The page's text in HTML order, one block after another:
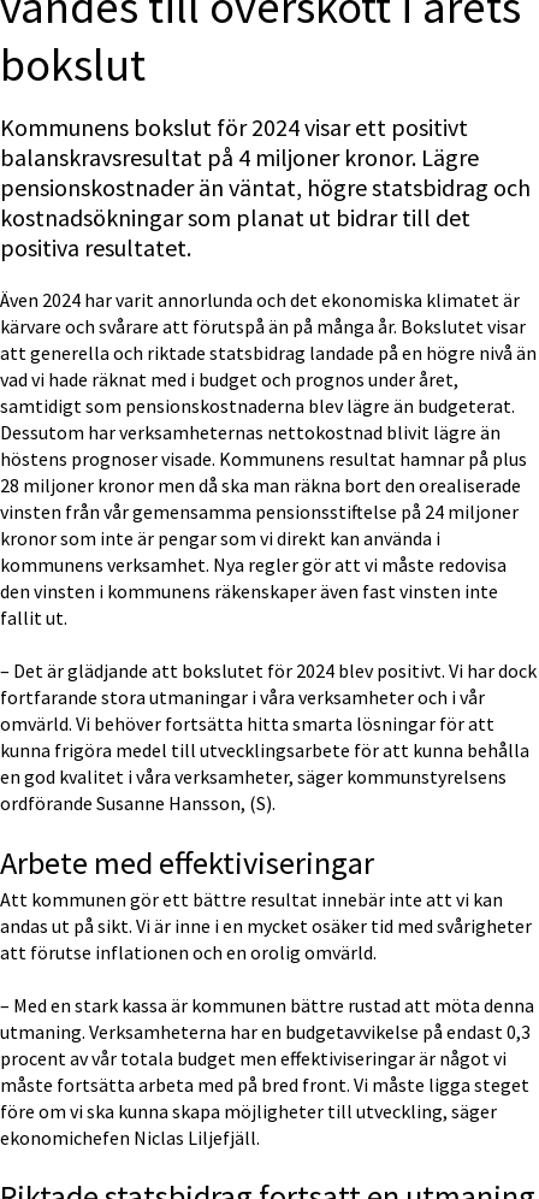
bokslut
Kommunens bokslut för 2024 visar ett positivt
balanskravsresultat på 4 miljoner kronor. Lägre
pensionskostnader än väntat, högre statsbidrag och
kostnadsökningar som planat ut bidrar till det
positiva resultatet.
Även 2024 har varit annorlunda och det ekonomiska klimatet är
kärvare och svårare att förutspå än på många år. Bokslutet visar
att generella och riktade statsbidrag landade på en högre nivå än
vad vi hade räknat med i budget och prognos under året,
samtidigt som pensionskostnaderna blev lägre än budgeterat.
Dessutom har verksamheternas nettokostnad blivit lägre än
höstens prognoser visade. Kommunens resultat hamnar på plus
28 miljoner kronor men då ska man räkna bort den orealiserade
vinsten från vår gemensamma pensionsstiftelse på 24 miljoner
kronor som inte är pengar som vi direkt kan använda i
kommunens verksamhet. Nya regler gör att vi måste redovisa
den vinsten i kommunens räkenskaper även fast vinsten inte
fallit ut.
– Det är glädjande att bokslutet för 2024 blev positivt. Vi har dock
fortfarande stora utmaningar i våra verksamheter och i vår
omvärld. Vi behöver fortsätta hitta smarta lösningar för att
kunna frigöra medel till utvecklingsarbete för att kunna behålla
en god kvalitet i våra verksamheter, säger kommunstyrelsens
ordförande Susanne Hansson, (S).
Arbete med effektiviseringar
Att kommunen gör ett bättre resultat innebär inte att vi kan
andas ut på sikt. Vi är inne i en mycket osäker tid med svårigheter
att förutse inflationen och en orolig omvärld.
– Med en stark kassa är kommunen bättre rustad att möta denna
utmaning. Verksamheterna har en budgetavvikelse på endast 0,3
procent av vår totala budget men effektiviseringar är något vi
måste fortsätta arbeta med på bred front. Vi måste ligga steget
före om vi ska kunna skapa möjligheter till utveckling, säger
ekonomichefen Niclas Liljefjäll.